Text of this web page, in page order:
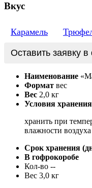
Вкус
Карамель
Оставить заявку
Наименование
Формат вес
Вес 2,0 кг
Условия хранения
хранить при
влажности
Срок хранения
В гофрокоробе
Кол-во --
Вес 3,0 кг